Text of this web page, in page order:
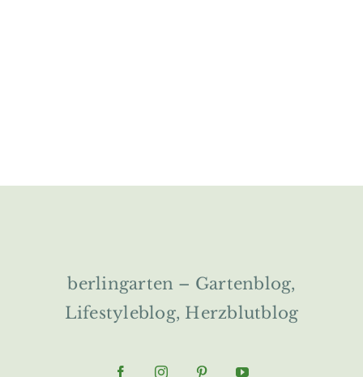
berlingarten – Gartenblog,
Lifestyleblog, Herzblutblog